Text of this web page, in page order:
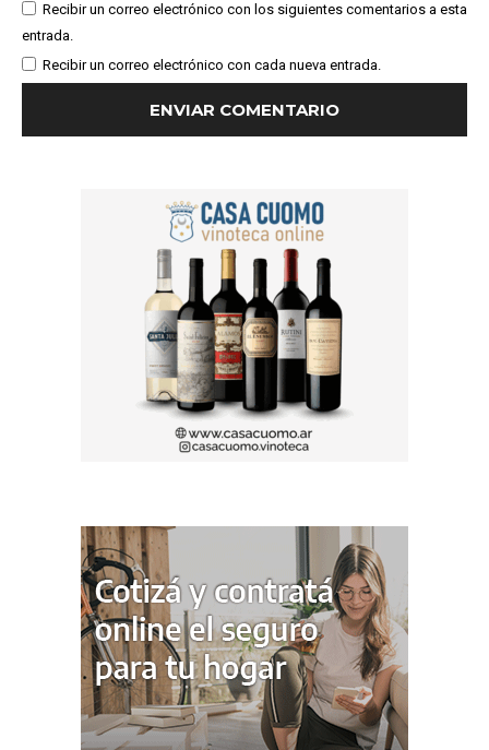
Recibir un correo electrónico con los siguientes comentarios a esta
entrada.
Recibir un correo electrónico con cada nueva entrada.